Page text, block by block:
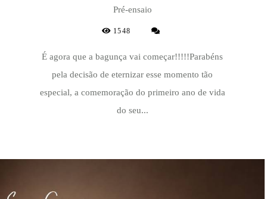
Pré-ensaio
1548
É agora que a bagunça vai começar!!!!!Parabéns
pela decisão de eternizar esse momento tão
especial, a comemoração do primeiro ano de vida
do seu...